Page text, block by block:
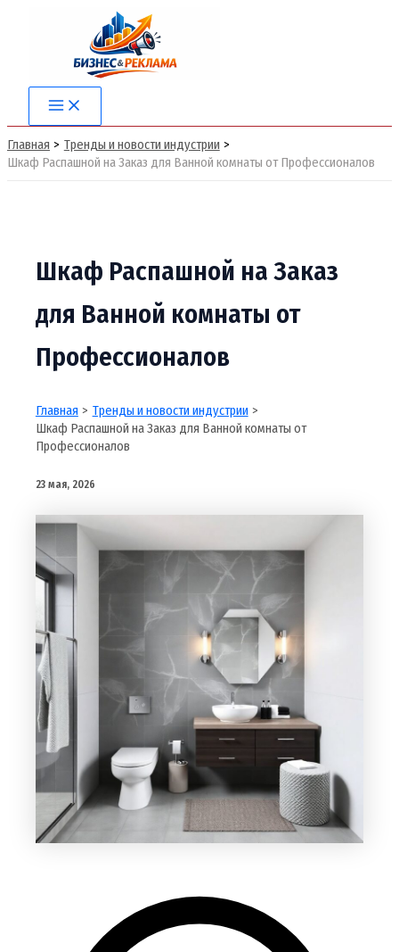
содержимому
Main
Menu
Главная
Тренды и новости индустрии
Шкаф Распашной на Заказ для Ванной комнаты от Профессионалов
Шкаф Распашной на Заказ
для Ванной комнаты от
Профессионалов
Главная
Тренды и новости индустрии
Шкаф Распашной на Заказ для Ванной комнаты от
Профессионалов
23 мая, 2026